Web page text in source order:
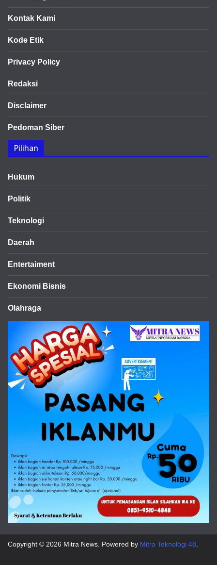
Kontak Kami
Kode Etik
Privacy Policy
Redaksi
Disclaimer
Pedoman Siber
Pilihan
Hukum
Politik
Teknologi
Daerah
Entertaiment
Ekonomi Bisnis
Olahraga
Copyright © 2026 Mitra News . Powered by Mitra Teknologi 48